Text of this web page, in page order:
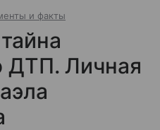
и факты
ДТП. Личная